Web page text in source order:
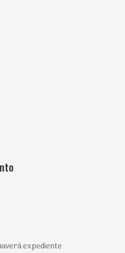
expediente